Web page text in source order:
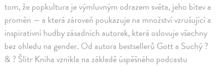
tom, že popkultura je výmluvným odrazem světa, jeho bitev a
proměn — a která zároveň poukazuje na množství vzrušující a
inspirativní hudby zásadních autorek, která oslovuje všechny
bez ohledu na gender. Od autora bestsellerů Gott a Suchý ?
& ? Šlitr Kniha vznikla na základě úspěšného podcastu